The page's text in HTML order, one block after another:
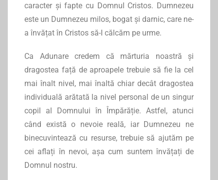
caracter și fapte cu Domnul Cristos. Dumnezeu
este un Dumnezeu milos, bogat și darnic, care ne-
a învățat în Cristos să-I călcăm pe urme.
Ca Adunare credem că mărturia noastră și
dragostea față de aproapele trebuie să fie la cel
mai înalt nivel, mai înaltă chiar decât dragostea
individuală arătată la nivel personal de un singur
copil al Domnului în Împărăție. Astfel, atunci
când există o nevoie reală, iar Dumnezeu ne
binecuvintează cu resurse, trebuie să ajutăm pe
cei aflați în nevoi, așa cum suntem învățați de
Domnul nostru.